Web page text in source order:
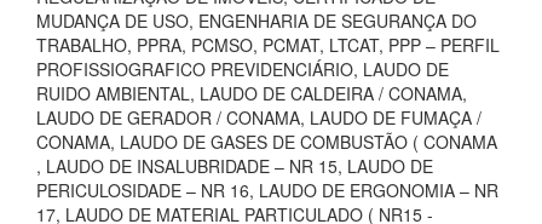
MUDANÇA DE USO, ENGENHARIA DE SEGURANÇA DO
TRABALHO, PPRA, PCMSO, PCMAT, LTCAT, PPP – PERFIL
PROFISSIOGRAFICO PREVIDENCIÁRIO, LAUDO DE
RUIDO AMBIENTAL, LAUDO DE CALDEIRA / CONAMA,
LAUDO DE GERADOR / CONAMA, LAUDO DE FUMAÇA /
CONAMA, LAUDO DE GASES DE COMBUSTÃO ( CONAMA
, LAUDO DE INSALUBRIDADE – NR 15, LAUDO DE
PERICULOSIDADE – NR 16, LAUDO DE ERGONOMIA – NR
17, LAUDO DE MATERIAL PARTICULADO ( NR15 -